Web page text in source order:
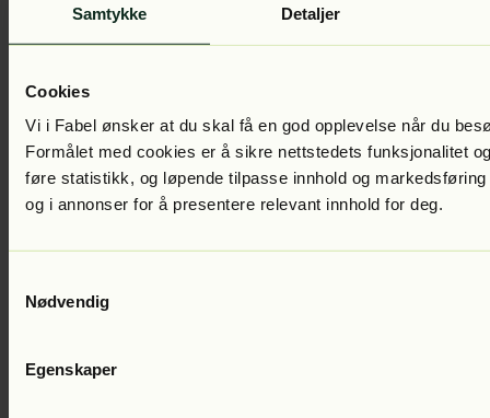
Samtykke Detaljer
Cookies
Vi i Fabel ønsker at du skal få en god opplevelse når du
Formålet med cookies er å sikre nettstedets funksjonalitet
føre statistikk, og løpende tilpasse innhold og markedsføring
og i annonser for å presentere relevant innhold for deg.
Nødvendig
Egenskaper
Carole MatthewsNår du minst venter detLest av:Kikki Stormo399